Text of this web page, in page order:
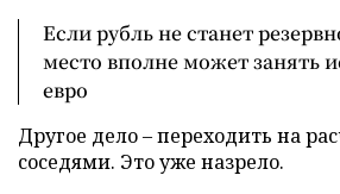
Если рубль не станет
место вполне может занять
евро
Другое дело – переходить на
соседями. Это уже назрело.